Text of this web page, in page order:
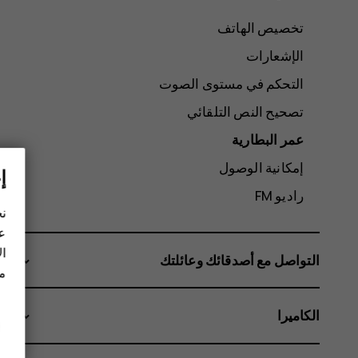
تخصيص الهاتف
الإشعارات
التحكم في مستوى الصوت
تصحيح النص التلقائي
عمر البطارية
إمكانية الوصول
راديو FM
التواصل مع أصدقائك وعائلتك
الكاميرا